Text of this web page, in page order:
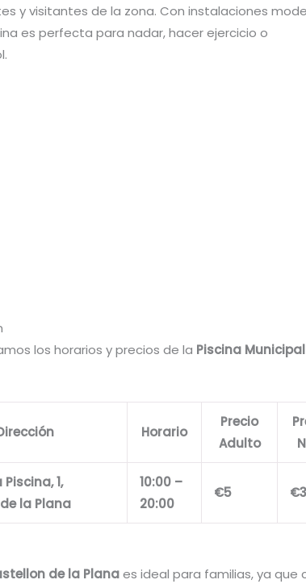
y visitantes de la zona. Con instalaciones
es perfecta para nadar, hacer ejercicio o
los horarios y precios de la Piscina
Horario
Precio
Adulto
1,
la Plana
10:00 –
20:00
€5 €3
de la Planaes ideal para familias, ya que